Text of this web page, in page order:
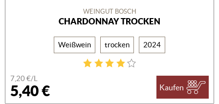
WEINGUT BOSCH
CHARDONNAY TROCKEN
Weißwein trocken 2024
7,20 €/L
5,40 € Kaufen